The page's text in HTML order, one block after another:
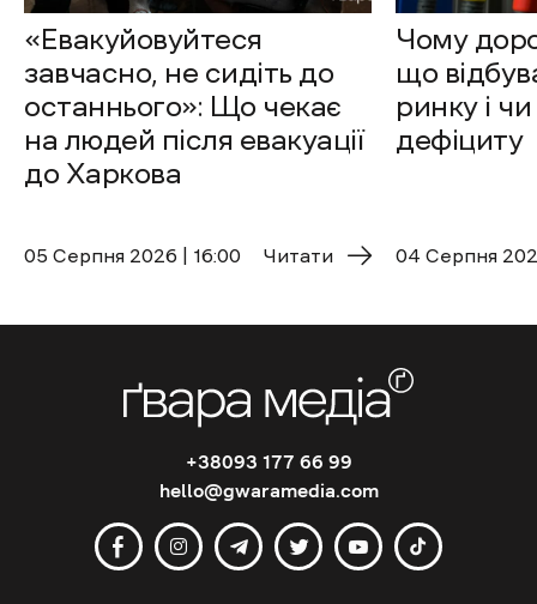
Флагшток з державним прапором у центрі Харкова
/ Фото: Харківська міська рада
підтримують повне перезавантаження влади
Київського міжнародного інституту
Три роки тому 73% респондентів очікували на
перезавантаження центральної влади на
одному рівні, зараз же показник зріс до 88%.
У випадку парламенту з 69% до 83% стало